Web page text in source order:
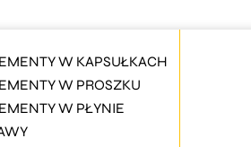
W KAPSUŁKACH
W PROSZKU
W PŁYNIE